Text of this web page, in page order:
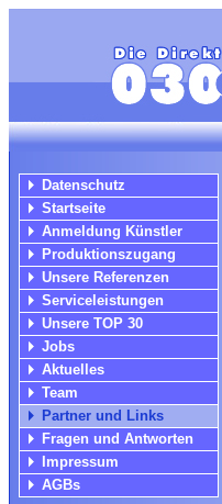
Datenschutz
Startseite
Anmeldung Künstler
Produktionszugang
Unsere Referenzen
Serviceleistungen
Unsere TOP 30
Jobs
Aktuelles
Team
Partner und Links
Fragen und Antworten
Impressum
AGBs